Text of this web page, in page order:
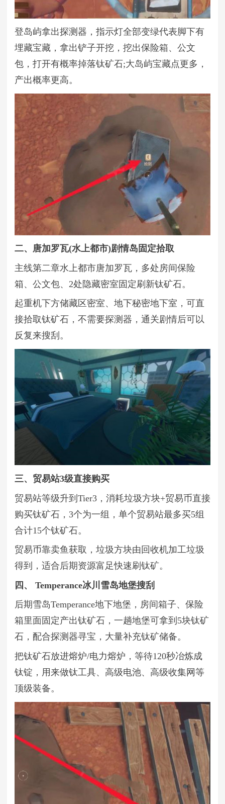
登岛屿拿出探测器，指示灯全部变绿代表脚下有
埋藏宝藏，拿出铲子开挖，挖出保险箱、公文
包，打开有概率掉落钛矿石;大岛屿宝藏点更多，
产出概率更高。
二、唐加罗瓦(水上都市)剧情岛固定拾取
主线第二章水上都市唐加罗瓦，多处房间保险
箱、公文包、2处隐藏密室固定刷新钛矿石。
起重机下方储藏区密室、地下秘密地下室，可直
接拾取钛矿石，不需要探测器，通关剧情后可以
反复来搜刮。
三、贸易站3级直接购买
贸易站等级升到Tier3，消耗垃圾方块+贸易币直接
购买钛矿石，3个为一组，单个贸易站最多买5组
合计15个钛矿石。
贸易币靠卖鱼获取，垃圾方块由回收机加工垃圾
得到，适合后期资源富足快速刷钛矿。
四、 Temperance冰川雪岛地堡搜刮
后期雪岛Temperance地下地堡，房间箱子、保险
箱里面固定产出钛矿石，一趟地堡可拿到5块钛矿
石，配合探测器寻宝，大量补充钛矿储备。
把钛矿石放进熔炉/电力熔炉，等待120秒冶炼成
钛锭，用来做钛工具、高级电池、高级收集网等
顶级装备。